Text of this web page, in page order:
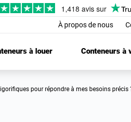
À propos de nous
à louer Conteneurs à
pour répondre à mes besoins précis